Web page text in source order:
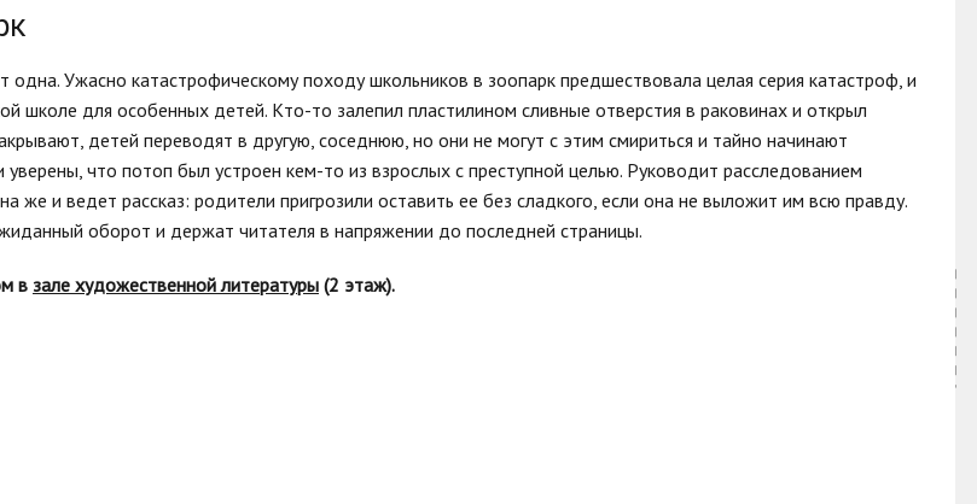
одна. Ужасно катастрофическому походу школьников в зоопарк предшествовала целая серия катастроф, и
школе для особенных детей. Кто-то залепил пластилином сливные отверстия в раковинах и открыл
детей переводят в другую, соседнюю, но они не могут с этим смириться и тайно начинают
что потоп был устроен кем-то из взрослых с преступной целью. Руководит расследованием
же и ведет рассказ: родители пригрозили оставить ее без сладкого, если она не выложит им всю правду.
оборот и держат читателя в напряжении до последней страницы.
в зале художественной литературы (2 этаж).